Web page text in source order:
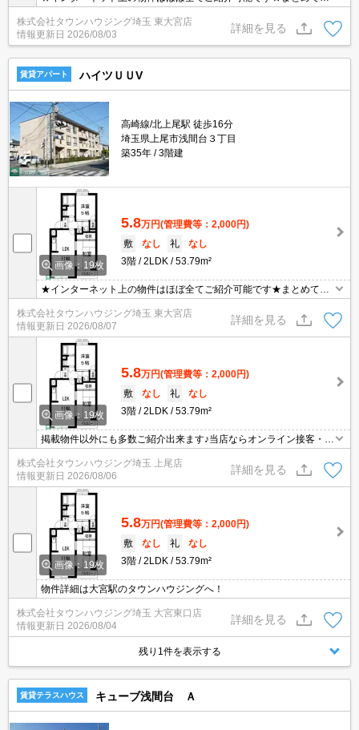
紹介致します★お部屋探しは情報量地域No１の★タウンハウジング
東大宮店まで★
株式会社タウンハウジング埼玉 東大宮店
情報更新日 2026/08/03
詳細を見る
賃貸アパート ハイツＵＵV
高崎線/北上尾駅 徒歩16分
埼玉県上尾市浅間台３丁目
築35年
3階建
画像：19枚
5.8万円(管理費等：2,000円)
敷
なし 礼
なし
3階
2LDK 53.79m²
★インターネット上の物件はほぼ全てご紹介可能です★まとめてご
紹介致します★お部屋探しは情報量地域No１の★タウンハウジング
東大宮店まで★
株式会社タウンハウジング埼玉 東大宮店
情報更新日 2026/08/07
詳細を見る
画像：19枚
5.8万円(管理費等：2,000円)
敷
なし 礼
なし
3階
2LDK 53.79m²
掲載物件以外にも多数ご紹介出来ます♪当店ならオンライン接客・内
見可能です！メールでのお問い合わせの際は、電話番号も記載頂き
ますとスムーズに御対応できます♪
株式会社タウンハウジング埼玉 上尾店
情報更新日 2026/08/06
詳細を見る
画像：19枚
5.8万円(管理費等：2,000円)
敷
なし 礼
なし
3階
2LDK 53.79m²
物件詳細は大宮駅のタウンハウジングへ！
株式会社タウンハウジング埼玉 大宮東口店
情報更新日 2026/08/04
詳細を見る
残り1件を表示する
賃貸テラスハウス キューブ浅間台 Ａ